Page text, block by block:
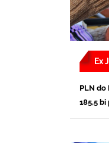
Ex
PLN
185,5